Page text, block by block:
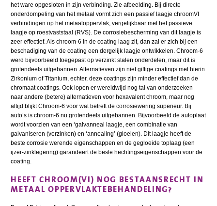
het ware opgesloten in zijn verbinding. Zie afbeelding. Bij directe
onderdompeling van het metaal vormt zich een passief laagje chroomVI
verbindingen op het metaaloppervlak, vergelijkbaar met het passieve
laagje op roestvaststaal (RVS). De corrosiebescherming van dit laagje is
zeer effectief. Als chroom-6 in de coating laag zit, dan zal er zich bij een
beschadiging van de coating een dergelijk laagje ontwikkelen. Chroom-6
werd bijvoorbeeld toegepast op verzinkt stalen onderdelen, maar dit is
grotendeels uitgebannen. Alternatieven zijn niet giftige coatings met hierin
Zirkonium of Titanium, echter, deze coatings zijn minder effectief dan de
chromaat coatings. Ook lopen er wereldwijd nog tal van onderzoeken
naar andere (betere) alternatieven voor hexavalent chroom, maar nog
altijd blijkt Chroom-6 voor wat betreft de corrosiewering superieur. Bij
auto’s is chroom-6 nu grotendeels uitgebannen. Bijvoorbeeld de autoplaat
wordt voorzien van een ‘galvanneal laagje, een combinatie van
galvaniseren (verzinken) en ‘annealing’ (gloeien). Dit laagje heeft de
beste corrosie werende eigenschappen en de gegloeide toplaag (een
ijzer-zinklegering) garandeert de beste hechtingseigenschappen voor de
coating.
HEEFT CHROOM(VI) NOG BESTAANSRECHT IN
METAAL OPPERVLAKTEBEHANDELING?